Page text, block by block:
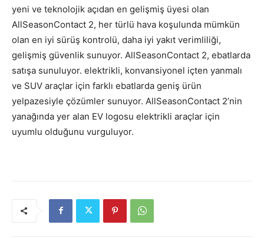
yeni ve teknolojik açıdan en gelişmiş üyesi olan
AllSeasonContact 2, her türlü hava koşulunda mümkün
olan en iyi sürüş kontrolü, daha iyi yakıt verimliliği,
gelişmiş güvenlik sunuyor. AllSeasonContact 2, ebatlarda
satışa sunuluyor. elektrikli, konvansiyonel içten yanmalı
ve SUV araçlar için farklı ebatlarda geniş ürün
yelpazesiyle çözümler sunuyor. AllSeasonContact 2’nin
yanağında yer alan EV logosu elektrikli araçlar için
uyumlu olduğunu vurguluyor.